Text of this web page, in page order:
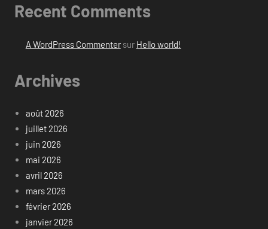
Recent Comments
A WordPress Commentersur Hello world!
Archives
août 2026
juillet 2026
juin 2026
mai 2026
avril 2026
mars 2026
février 2026
janvier 2026